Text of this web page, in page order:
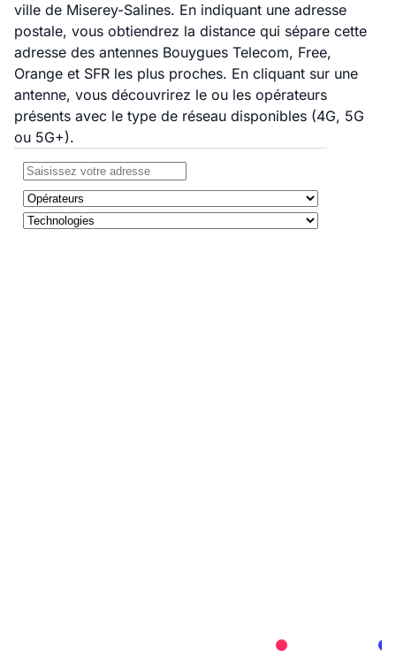
ville de Miserey-Salines. En indiquant une adresse
postale, vous obtiendrez la distance qui sépare cette
adresse des antennes Bouygues Telecom, Free,
Orange et SFR les plus proches. En cliquant sur une
antenne, vous découvrirez le ou les opérateurs
présents avec le type de réseau disponibles (4G, 5G
ou 5G+).